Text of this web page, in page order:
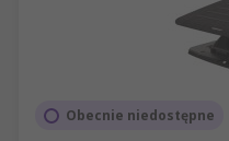
Obecnie niedostępne